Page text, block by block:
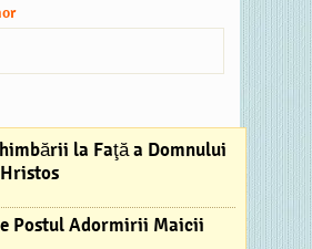
la Faţă a Domnului
Postul Adormirii Maicii